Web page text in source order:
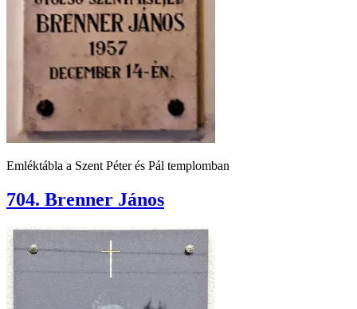
Emléktábla a Szent Péter és Pál templomban
704. Brenner János